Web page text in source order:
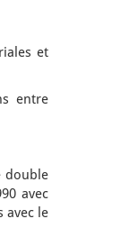
et
entre
double
avec
avec le